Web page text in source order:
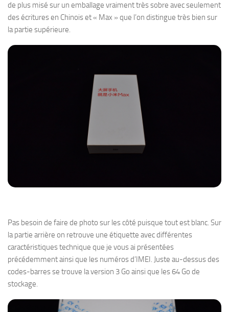
de plus misé sur un emballage vraiment très sobre avec seulement
des écritures en Chinois et « Max » que l’on distingue très bien sur
la partie supérieure.
Pas besoin de faire de photo sur les côté puisque tout est blanc. Sur
la partie arrière on retrouve une étiquette avec différentes
caractéristiques technique que je vous ai présentées
précédemment ainsi que les numéros d’IMEI. Juste au-dessus des
codes-barres se trouve la version 3 Go ainsi que les 64 Go de
stockage.